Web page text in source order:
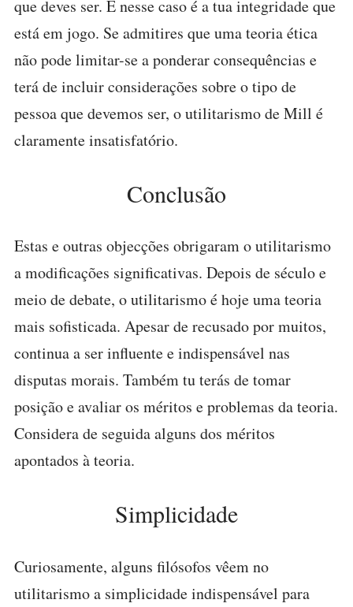
que deves ser. E nesse caso é a tua integridade que
está em jogo. Se admitires que uma teoria ética
não pode limitar-se a ponderar consequências e
terá de incluir considerações sobre o tipo de
pessoa que devemos ser, o utilitarismo de Mill é
claramente insatisfatório.
Conclusão
Estas e outras objecções obrigaram o utilitarismo
a modificações significativas. Depois de século e
meio de debate, o utilitarismo é hoje uma teoria
mais sofisticada. Apesar de recusado por muitos,
continua a ser influente e indispensável nas
disputas morais. Também tu terás de tomar
posição e avaliar os méritos e problemas da teoria.
Considera de seguida alguns dos méritos
apontados à teoria.
Simplicidade
Curiosamente, alguns filósofos vêem no
utilitarismo a simplicidade indispensável para